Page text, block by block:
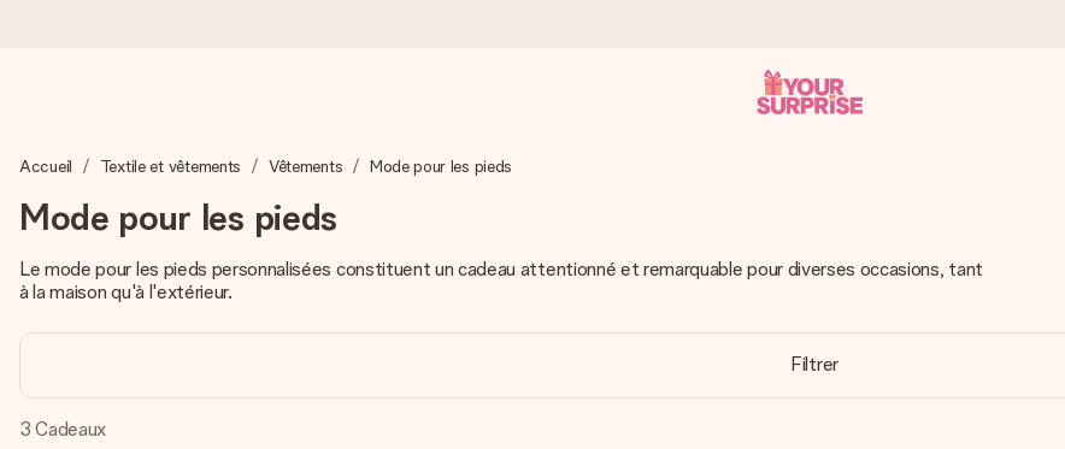
Nous préparons votre cadeau avec attention et l’envoyons en un éclair – pour que vous puissiez l’offrir au bon moment, quand
4,8 (sur la base de +15 000 avis)
Carte de vœux gratuite
Accueil Textile et vêtements Vêtements Mode pour les pieds
Mode pour les pieds
Le mode pour les pieds personnalisées constituent un cadeau attentionné et remarquable pour diverses occasions, tant
à la maison qu'à l'extérieur.
Filtrer
3 Cadeaux